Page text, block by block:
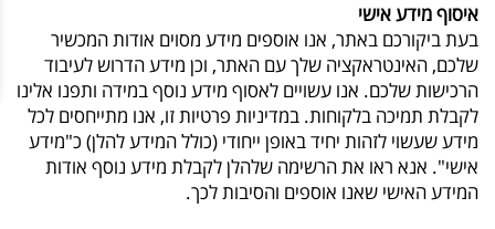
איסוף מידע אישי
בעת ביקורכם באתר, אנו אוספים מידע מסוים אודות המכשיר
שלכם, האינטראקציה שלך עם האתר, וכן מידע הדרוש לעיבוד
הרכישות שלכם. אנו עשויים לאסוף מידע נוסף במידה ותפנו אלינו
לקבלת תמיכה בלקוחות. במדיניות פרטיות זו, אנו מתייחסים לכל
מידע שעשוי לזהות יחיד באופן ייחודי (כולל המידע להלן) כ"מידע
אישי". אנא ראו את הרשימה שלהלן לקבלת מידע נוסף אודות
המידע האישי שאנו אוספים והסיבות לכך.